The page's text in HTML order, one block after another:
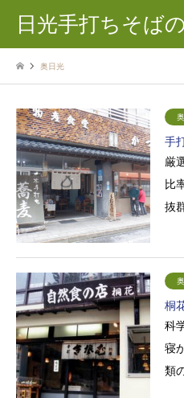
日光手打ちそば
奥日光
手
厳
比
抜
桐
科
寝
類